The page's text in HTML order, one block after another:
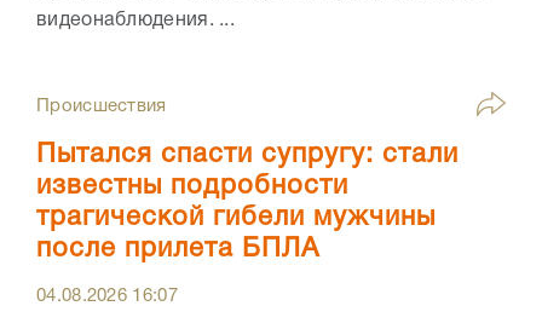
видеонаблюдения. ...
Происшествия
Пытался спасти супругу: стали
известны подробности
трагической гибели мужчины
после прилета БПЛА
04.08.2026 16:07